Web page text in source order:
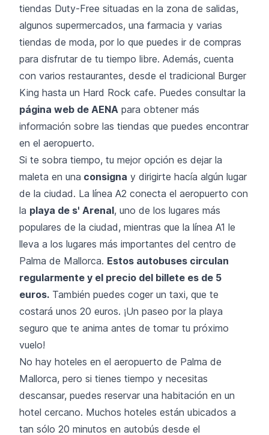
tiendas Duty-Free situadas en la zona de salidas,
algunos supermercados, una farmacia y varias
tiendas de moda, por lo que puedes ir de compras
para disfrutar de tu tiempo libre. Además, cuenta
con varios restaurantes, desde el tradicional Burger
King hasta un Hard Rock cafe. Puedes consultar la
página web de AENA para obtener más
información sobre las tiendas que puedes encontrar
en el aeropuerto.
Si te sobra tiempo, tu mejor opción es dejar la
maleta en una consigna y dirigirte hacía algún lugar
de la ciudad. La línea A2 conecta el aeropuerto con
la playa de s' Arenal, uno de los lugares más
populares de la ciudad, mientras que la línea A1 le
lleva a los lugares más importantes del centro de
Palma de Mallorca. Estos autobuses circulan
regularmente y el precio del billete es de 5
euros. También puedes coger un taxi, que te
costará unos 20 euros. ¡Un paseo por la playa
seguro que te anima antes de tomar tu próximo
vuelo!
No hay hoteles en el aeropuerto de Palma de
Mallorca, pero si tienes tiempo y necesitas
descansar, puedes reservar una habitación en un
hotel cercano. Muchos hoteles están ubicados a
tan sólo 20 minutos en autobús desde el